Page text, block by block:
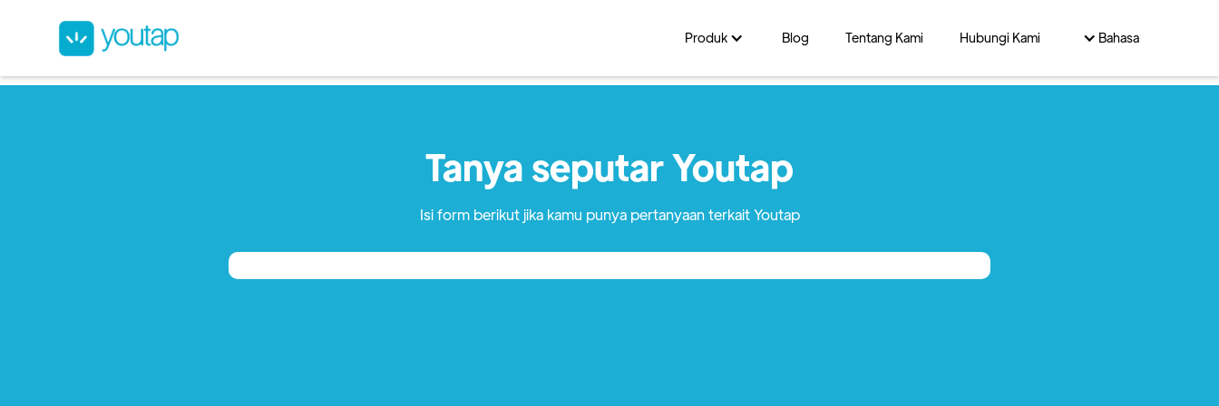
Produk Blog Tentang Kami Hubungi Kami Bahasa
Tanya seputar Youtap
Isi form berikut jika kamu punya pertanyaan terkait Youtap